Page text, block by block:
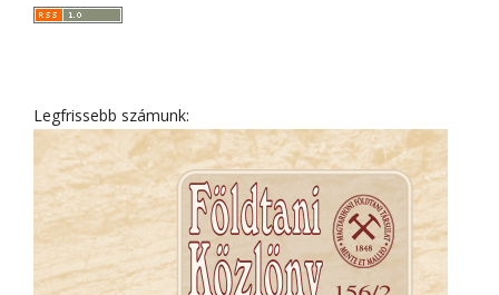
Legfrissebb számunk: